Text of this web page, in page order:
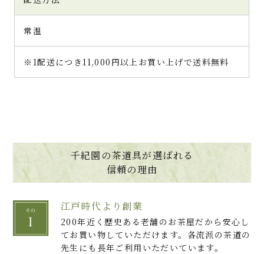
常温
※1配送につき11,000円以上お買い上げで送料無料
千紀園の茶道具が選ばれる
信頼の理由
江戸時代より創業
200年近く歴史ある老舗のお茶屋だから安心し
てお買い物していただけます。各流派の茶道の
先生にも長年ご利用いただいています。